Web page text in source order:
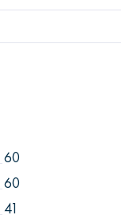
60
60
41